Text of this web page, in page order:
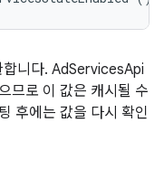
니다. AdServicesApi
므로 이 값은 캐시될 수
후에는 값을 다시 확인